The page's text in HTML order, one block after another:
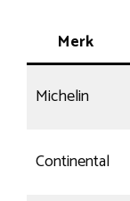
Merk
Michelin
Continental